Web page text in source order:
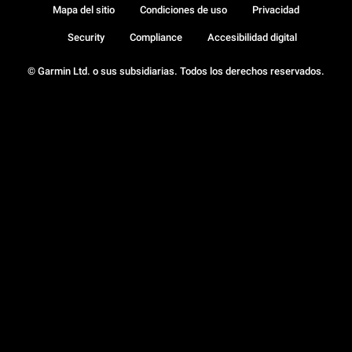
© Garmin Ltd. o sus subsidiarias. Todos los derechos reservados.
Mapa del sitio Condiciones de uso Privacidad
Security Compliance Accesibilidad digital